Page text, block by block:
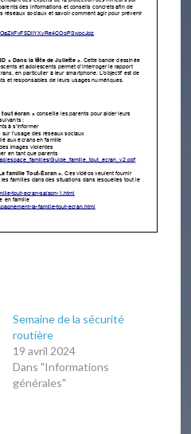
Semaine de la sécurité
routière
19 avril 2024
Dans "Informations
générales"